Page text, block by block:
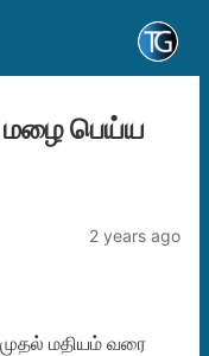
மழை பெய்ய
2 years ago
மதியம் வரை